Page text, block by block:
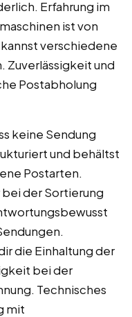
Erfahrung im
ist von
verschiedene
Zuverlässigkeit und
Postabholung
keine Sendung
und behältst
Postarten.
der Sortierung
die Einhaltung der
bei der
Technisches
mit